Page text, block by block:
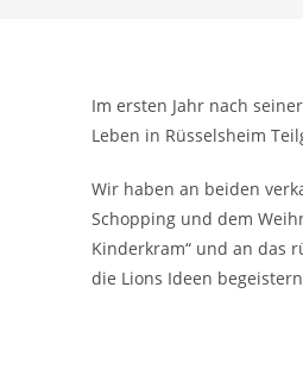
Im ersten Jahr nach
Leben in Rüsselsheim
Wir haben an beiden
Schopping und dem
Kinderkram“ und an das
die Lions Ideen